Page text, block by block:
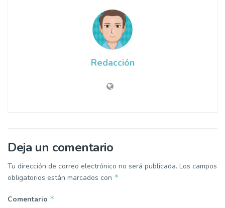
Redacción
Deja un comentario
Tu dirección de correo electrónico no será publicada. Los campos
obligatorios están marcados con *
Comentario *